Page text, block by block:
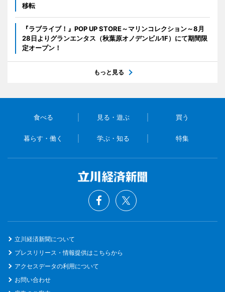
移転
『ラブライブ！』POP UP STORE～マリンコレクション～8月
28日よりグランエンタス（秋葉原オノデンビル1F）にて期間限
定オープン！
もっと見る
食べる 見る・遊ぶ 買う
暮らす・働く 学ぶ・知る 特集
立川経済新聞について
プレスリリース・情報提供はこちらから
アクセスデータの利用について
お問い合わせ